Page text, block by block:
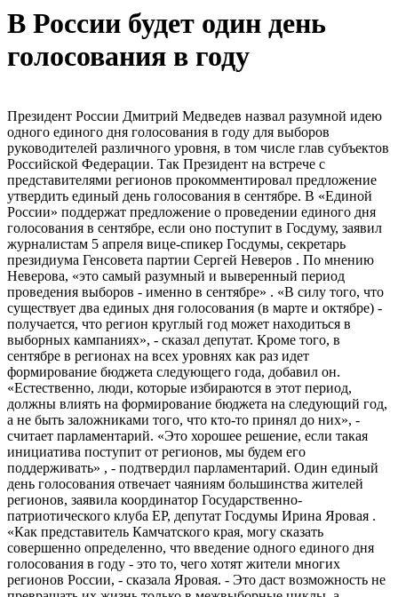
В России будет один день
голосования в году
Президент России Дмитрий Медведев назвал разумной идею
одного единого дня голосования в году для выборов
руководителей различного уровня, в том числе глав субъектов
Российской Федерации. Так Президент на встрече с
представителями регионов прокомментировал предложение
утвердить единый день голосования в сентябре. В «Единой
России» поддержат предложение о проведении единого дня
голосования в сентябре, если оно поступит в Госдуму, заявил
журналистам 5 апреля вице-спикер Госдумы, секретарь
президиума Генсовета партии Сергей Неверов . По мнению
Неверова, «это самый разумный и выверенный период
проведения выборов - именно в сентябре» . «В силу того, что
существует два единых дня голосования (в марте и октябре) -
получается, что регион круглый год может находиться в
выборных кампаниях», - сказал депутат. Кроме того, в
сентябре в регионах на всех уровнях как раз идет
формирование бюджета следующего года, добавил он.
«Естественно, люди, которые избираются в этот период,
должны влиять на формирование бюджета на следующий год,
а не быть заложниками того, что кто-то принял до них», -
считает парламентарий. «Это хорошее решение, если такая
инициатива поступит от регионов, мы будем его
поддерживать» , - подтвердил парламентарий. Один единый
день голосования отвечает чаяниям большинства жителей
регионов, заявила координатор Государственно-
патриотического клуба ЕР, депутат Госдумы Ирина Яровая .
«Как представитель Камчатского края, могу сказать
совершенно определенно, что введение одного единого дня
голосования в году - это то, чего хотят жители многих
регионов России, - сказала Яровая. - Это даст возможность не